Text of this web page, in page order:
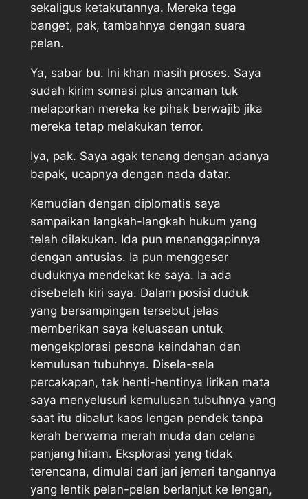
sekaligus ketakutannya. Mereka tega
banget, pak, tambahnya dengan suara
pelan.
Ya, sabar bu. Ini khan masih proses. Saya
sudah kirim somasi plus ancaman tuk
melaporkan mereka ke pihak berwajib jika
mereka tetap melakukan terror.
Iya, pak. Saya agak tenang dengan adanya
bapak, ucapnya dengan nada datar.
Kemudian dengan diplomatis saya
sampaikan langkah-langkah hukum yang
telah dilakukan. Ida pun menanggapinnya
dengan antusias. Ia pun menggeser
duduknya mendekat ke saya. Ia ada
disebelah kiri saya. Dalam posisi duduk
yang bersampingan tersebut jelas
memberikan saya keluasaan untuk
mengekplorasi pesona keindahan dan
kemulusan tubuhnya. Disela-sela
percakapan, tak henti-hentinya lirikan mata
saya menyelusuri kemulusan tubuhnya yang
saat itu dibalut kaos lengan pendek tanpa
kerah berwarna merah muda dan celana
panjang hitam. Eksplorasi yang tidak
terencana, dimulai dari jari jemari tangannya
yang lentik pelan-pelan berlanjut ke lengan,